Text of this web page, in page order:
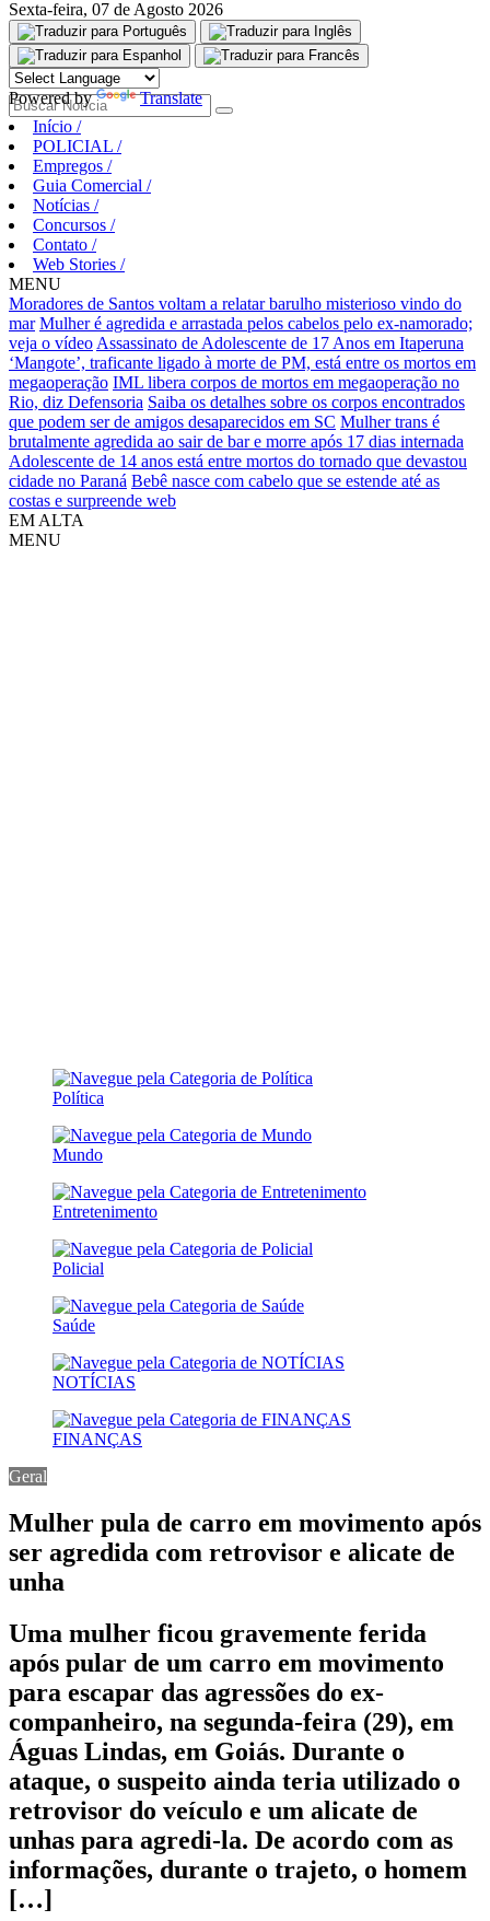
Aguarde, carregando...
Sexta-feira, 07 de Agosto 2026
Powered by
Translate
Início /
POLICIAL /
Empregos /
Guia Comercial /
Notícias /
Concursos /
Contato /
Web Stories /
MENU
Moradores de Santos voltam a relatar barulho misterioso vindo do
mar Mulher é agredida e arrastada pelos cabelos pelo ex-namorado;
veja o vídeo Assassinato de Adolescente de 17 Anos em Itaperuna
‘Mangote’, traficante ligado à morte de PM, está entre os mortos em
megaoperação IML libera corpos de mortos em megaoperação no
Rio, diz Defensoria Saiba os detalhes sobre os corpos encontrados
que podem ser de amigos desaparecidos em SC Mulher trans é
brutalmente agredida ao sair de bar e morre após 17 dias internada
Adolescente de 14 anos está entre mortos do tornado que devastou
cidade no Paraná Bebê nasce com cabelo que se estende até as
costas e surpreende web
EM ALTA
MENU
Política
Mundo
Entretenimento
Policial
Saúde
NOTÍCIAS
FINANÇAS
Geral
Mulher pula de carro em movimento após
ser agredida com retrovisor e alicate de
unha
Uma mulher ficou gravemente ferida
após pular de um carro em movimento
para escapar das agressões do ex-
companheiro, na segunda-feira (29), em
Águas Lindas, em Goiás. Durante o
ataque, o suspeito ainda teria utilizado o
retrovisor do veículo e um alicate de
unhas para agredi-la. De acordo com as
informações, durante o trajeto, o homem
[…]